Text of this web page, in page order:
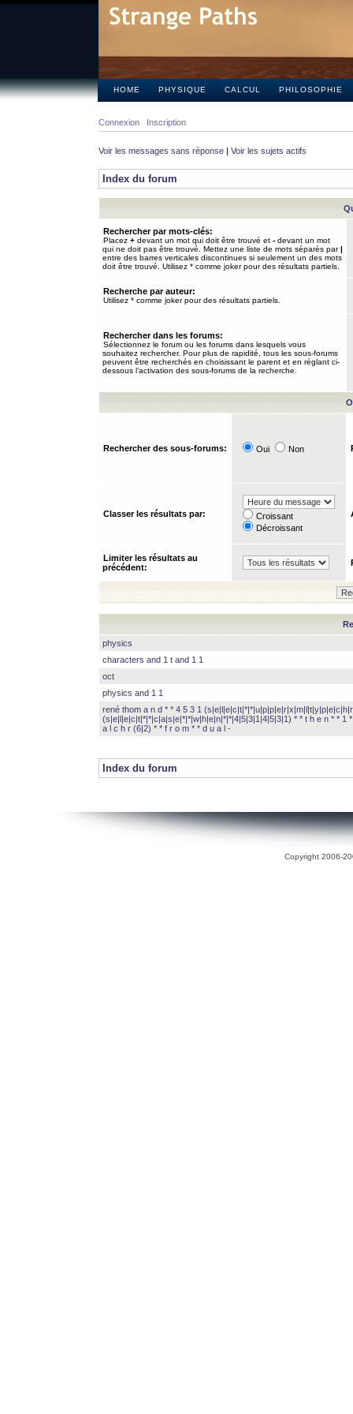
HOME PHYSIQUE CALCUL PHILOSOPHIE
Connexion Inscription
Voir les messages sans réponse | Voir les sujets actifs
Index du forum
Rechercher par mots-clés:
Placez + devant un mot qui doit être trouvé et - devant un mot
qui ne doit pas être trouvé. Mettez une liste de mots séparés par|
entre des barres verticales discontinues si seulement un des mots
doit être trouvé. Utilisez * comme joker pour des résultats partiels.
Recherche par auteur:
Utilisez * comme joker pour des résultats partiels.
Rechercher dans les forums:
Sélectionnez le forum ou les forums dans lesquels vous
souhaitez rechercher. Pour plus de rapidité, tous les sous-forums
peuvent être recherchés en choisissant le parent et en réglant ci-
dessous l’activation des sous-forums de la recherche.
Rechercher des sous-forums: Oui Non
Classer les résultats par:
Croissant
Décroissant
Limiter les résultats au
précédent:
physics
characters and 1 t and 1 1
oct
physics and 1 1
rené thom a n d * * 4 5 3 1
(s|e|l|e|c|t|*|*|c|a|s|e|*|*|w|h|e|n|*|*|4|5|3|1|4|5|3|1) * * t h e n * * 1
a l c h r (6|2) * * f r o m * * d u a l -
Index du forum
Copyright 2006-